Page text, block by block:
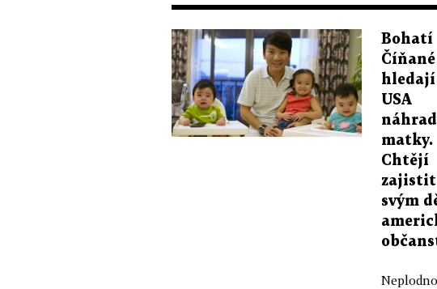
Bohatí
Číňané
hledají
USA
matky.
Chtějí
zajistit
svým